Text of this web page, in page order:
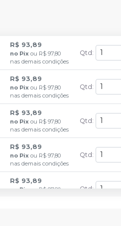
R$ 93,89
no Pix ou R$ 97,80
nas demais condições
Qtd:
R$ 93,89
no Pix ou R$ 97,80
nas demais condições
Qtd:
R$ 93,89
no Pix ou R$ 97,80
nas demais condições
Qtd:
R$ 93,89
no Pix ou R$ 97,80
nas demais condições
Qtd:
R$ 93,89
Pix
R$ 97,80
Qtd: